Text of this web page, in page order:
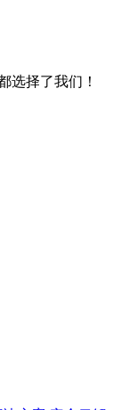
选择了我们！